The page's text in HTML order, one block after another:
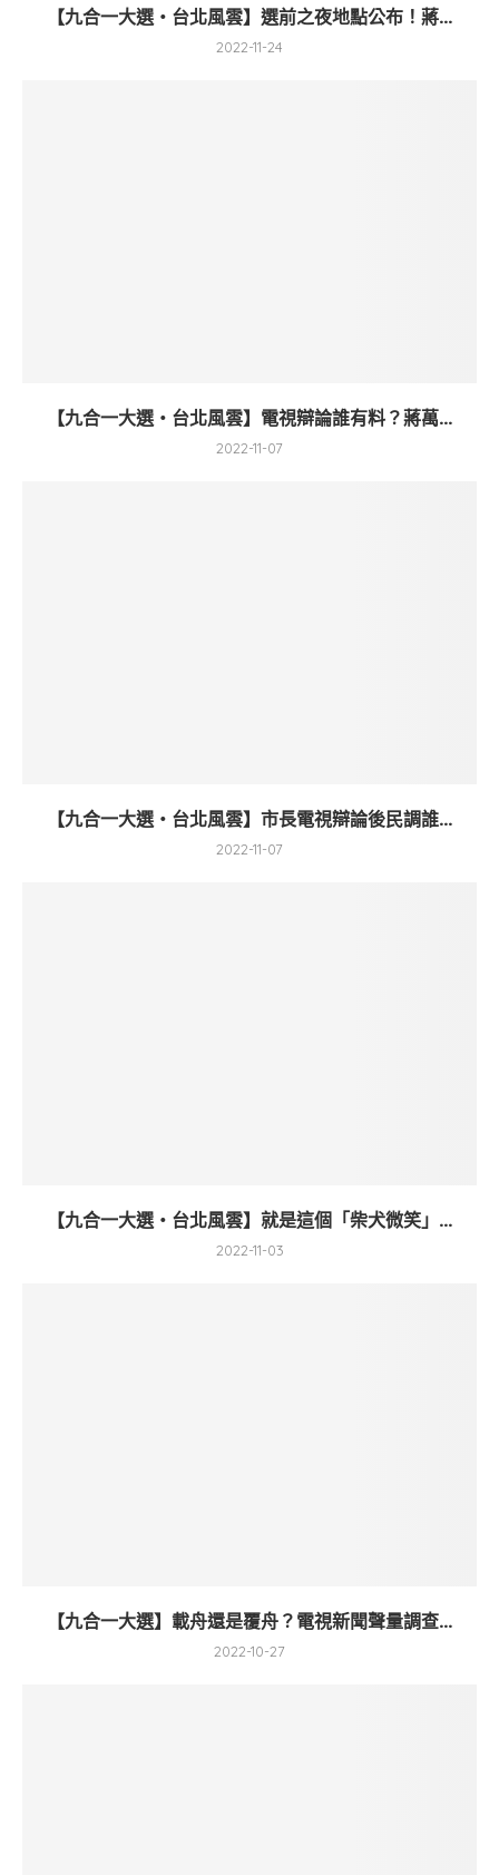
【九合一大選・台北風雲】選前之夜地點公布！蔣...
2022-11-24
【九合一大選・台北風雲】電視辯論誰有料？蔣萬...
2022-11-07
【九合一大選・台北風雲】市長電視辯論後民調誰...
2022-11-07
【九合一大選・台北風雲】就是這個「柴犬微笑」...
2022-11-03
【九合一大選】載舟還是覆舟？電視新聞聲量調查...
2022-10-27